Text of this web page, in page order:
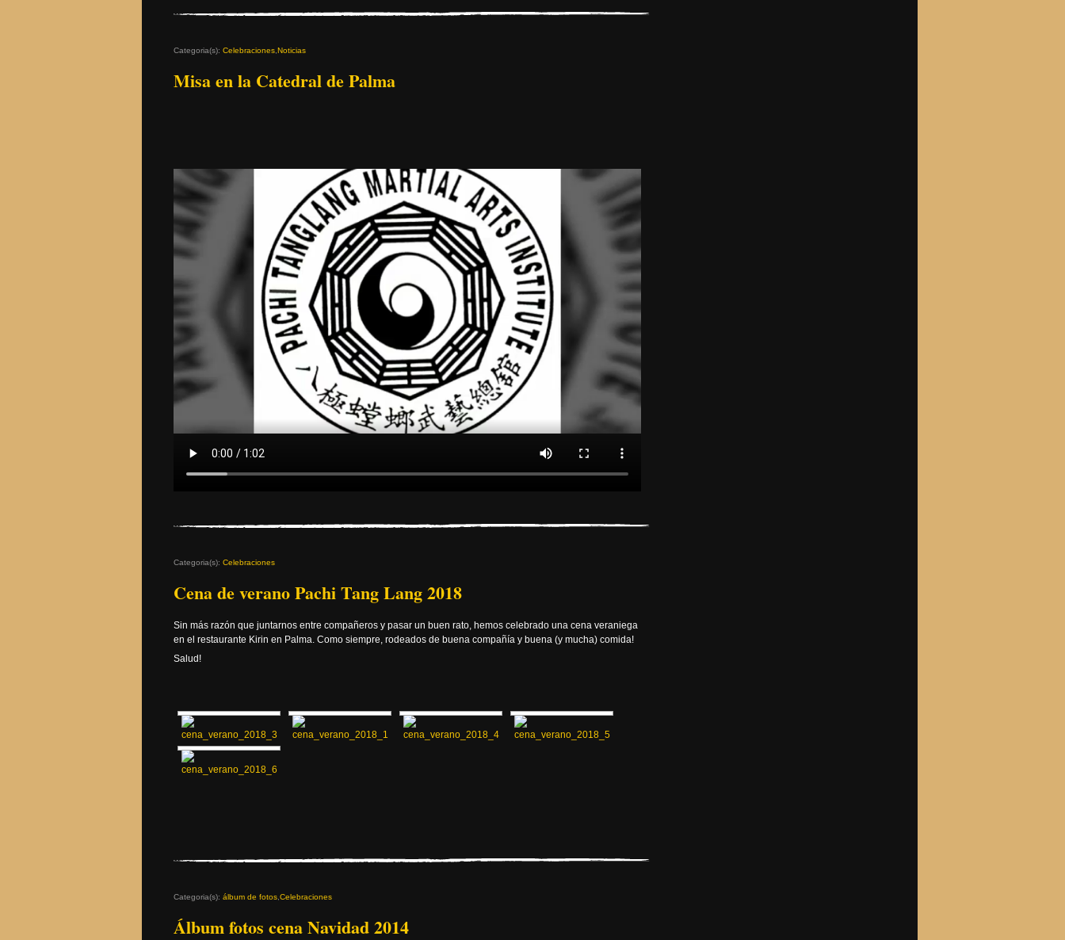
Categoria(s): Celebraciones Noticias
Misa en la Catedral de Palma
Categoria(s): Celebraciones
Cena de verano Pachi Tang Lang 2018
Sin más razón que juntarnos entre compañeros y pasar un buen rato, hemos celebrado una cena veraniega
en el restaurante Kirin en Palma. Como siempre, rodeados de buena compañía y buena (y mucha) comida!
Salud!
Categoria(s): álbum de fotos Celebraciones
Álbum fotos cena Navidad 2014